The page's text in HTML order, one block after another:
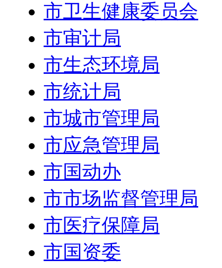
市卫生健康委员会
市审计局
市生态环境局
市统计局
市城市管理局
市应急管理局
市国动办
市市场监督管理局
市医疗保障局
市国资委